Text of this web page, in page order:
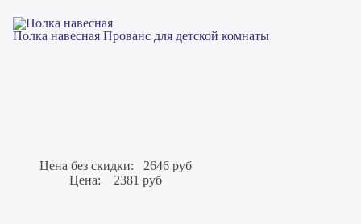
Полка навесная Прованс для детской комнаты
Цена без скидки:
2646 руб
Цена:
2381 руб